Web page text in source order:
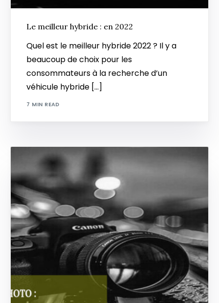
Le meilleur hybride : en 2022
Quel est le meilleur hybride 2022 ? Il y a
beaucoup de choix pour les
consommateurs à la recherche d’un
véhicule hybride […]
7 MIN READ